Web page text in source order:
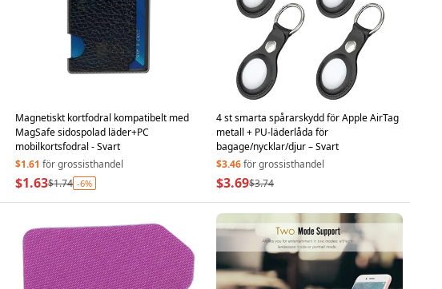
Magnetiskt kortfodral kompatibelt med
MagSafe sidospolad läder+PC
mobilkortsfodral - Svart
$1.61 för grossisthandel
$1.63$1.74 -6%
4 st smarta spårarskydd för Apple AirTag
metall + PU-läderlåda för
bagage/nycklar/djur – Svart
$3.46för grossisthandel
$3.69$3.74